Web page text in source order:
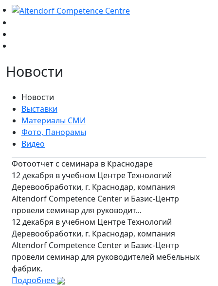
Новости
Новости
Выставки
Материалы СМИ
Фото, Панорамы
Видео
Фотоотчет с семинара в Краснодаре
12 декабря в учебном Центре Технологий
Деревообработки, г. Краснодар, компания
Altendorf Competence Center и Базис-Центр
провели семинар для руководит...
12 декабря в учебном Центре Технологий
Деревообработки, г. Краснодар, компания
Altendorf Competence Center и Базис-Центр
провели семинар для руководителей мебельных
фабрик.
Подробнее